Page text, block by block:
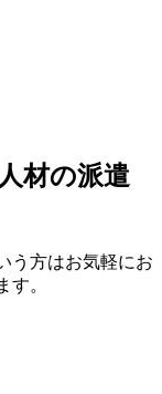
材の派遣
う方はお気軽にお
す。